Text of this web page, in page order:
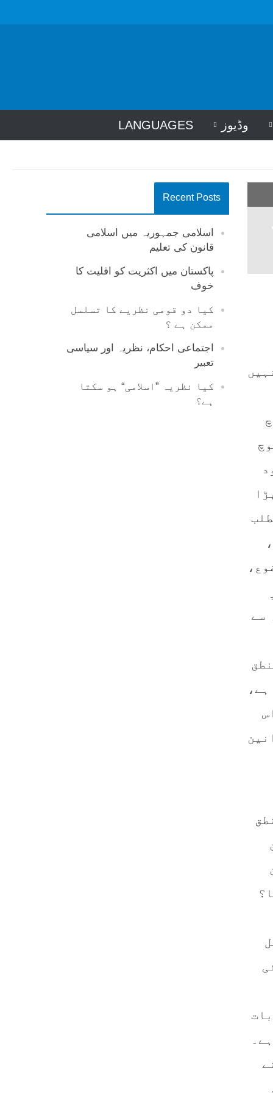
وڈیوز LANGUAGES
Recent Posts
اسلامی جمہوریہ میں اسلامی
قانون کی تعلیم
پاکستان میں اکثریت کو اقلیت کا
خوف
کیا دو قومی نظریے کا تسلسل
ممکن ہے ؟
اجتماعی احکام، نظریہ اور سیاسی
تعبیر
کیا نظریہ ”اسلامی“ ہو سکتا
ہے؟
سے